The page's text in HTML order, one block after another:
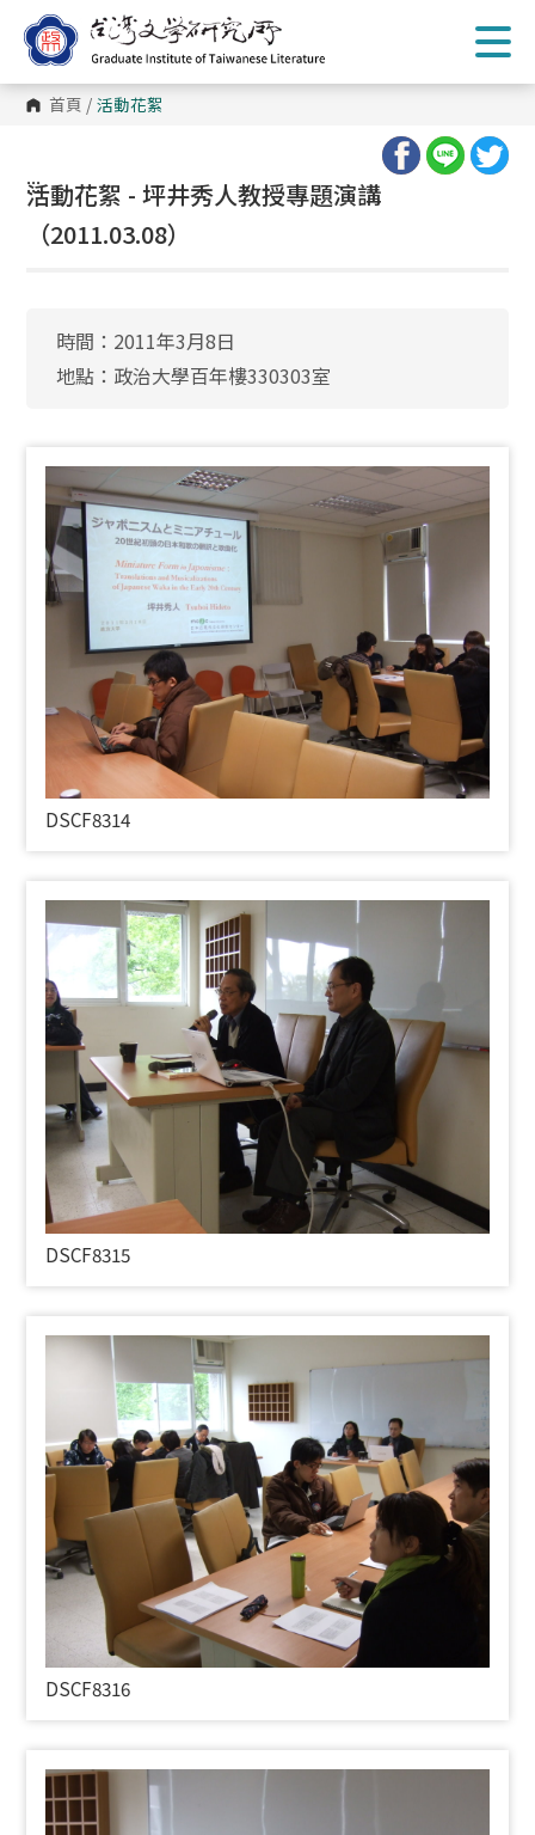
到
主
內
容 首頁 / 活動花絮
:::
活動花絮 - 坪井秀人教授專題演講
（2011.03.08）
時間：2011年3月8日
地點：政治大學百年樓330303室
DSCF8314
DSCF8315
DSCF8316